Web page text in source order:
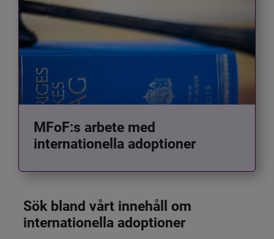
MFoF:s arbete med
internationella adoptioner
Sök bland vårt innehåll om
internationella adoptioner